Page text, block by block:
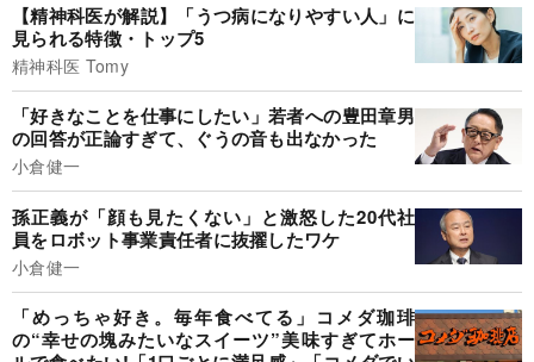
【精神科医が解説】「うつ病になりやすい人」に
見られる特徴・トップ5
精神科医 Tomy
「好きなことを仕事にしたい」若者への豊田章男
の回答が正論すぎて、ぐうの音も出なかった
小倉健一
孫正義が「顔も見たくない」と激怒した20代社
員をロボット事業責任者に抜擢したワケ
小倉健一
「めっちゃ好き。毎年食べてる」コメダ珈琲
の“幸せの塊みたいなスイーツ”美味すぎてホー